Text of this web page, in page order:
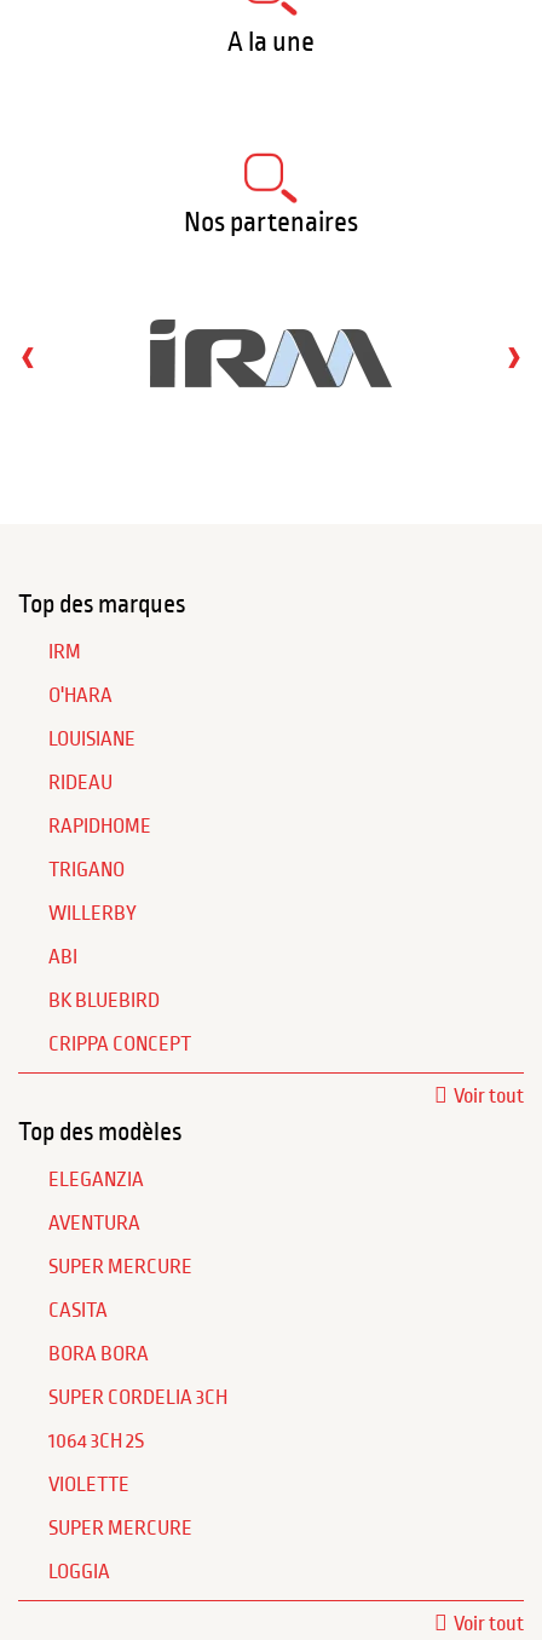
A la une
Nos partenaires
‹ ›
Top des marques
IRM
O'HARA
LOUISIANE
RIDEAU
RAPIDHOME
TRIGANO
WILLERBY
ABI
BK BLUEBIRD
CRIPPA CONCEPT
Voir tout
Top des modèles
ELEGANZIA
AVENTURA
SUPER MERCURE
CASITA
BORA BORA
SUPER CORDELIA 3CH
1064 3CH 2S
VIOLETTE
SUPER MERCURE
LOGGIA
Voir tout